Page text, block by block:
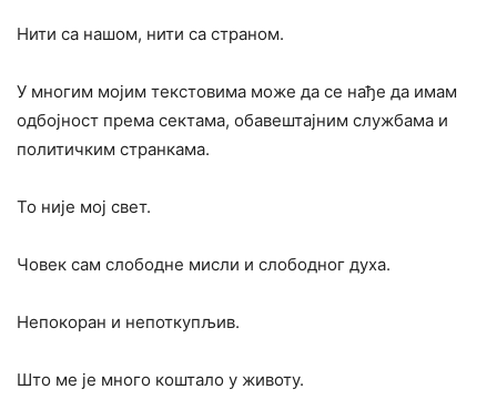
Нити са нашом, нити са страном.
У многим мојим текстовима може да се нађе да имам
одбојност према сектама, обавештајним службама и
политичким странкама.
То није мој свет.
Човек сам слободне мисли и слободног духа.
Непокоран и непоткупљив.
Што ме је много коштало у животу.